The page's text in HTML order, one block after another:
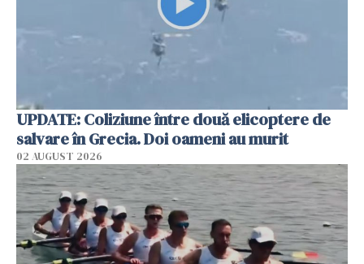
UPDATE: Coliziune între două elicoptere de
salvare în Grecia. Doi oameni au murit
02 AUGUST 2026